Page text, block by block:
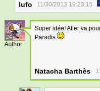
lufo 11/30/2013 19:23:15
24
Author
Super idée! Aller va
Paradis
Natacha Barthès